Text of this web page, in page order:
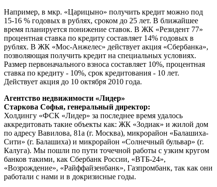
Например, в мкр. «Царицыно» получить кредит можно под
15-16 % годовых в рублях, сроком до 25 лет. В ближайшее
время планируется понижение ставок. В ЖК «Резидент 77»
процентная ставка по кредиту составляет 14% годовых в
рублях. В ЖК «Мос-Анжелес» действует акция «Сбербанка»,
позволяющая получить кредит на специальных условиях.
Размер первоначального взноса составляет 10%, процентная
ставка по кредиту - 10%, срок кредитования - 10 лет.
Действует акция до 10 октября 2010 года.
Агентство недвижимости «Лидер»
Старкова Софья, генеральный директор:
Холдингу «ФСК «Лидер» за последнее время удалось
аккредитовать такие объекты как: ЖК «Зодиак» и жилой дом
по адресу Вавилова, 81а (г. Москва), микрорайон «Балашиха-
Сити» (г. Балашиха) и микрорайон «Солнечный бульвар» (г.
Калуга). Мы пошли по пути точечной работы с узким кругом
банков такими, как Сбербанк России, «ВТБ-24»,
«Возрождение», «Райффайзенбанк», Газпромбанк, так как они
работали с нами и в докризисные годы.